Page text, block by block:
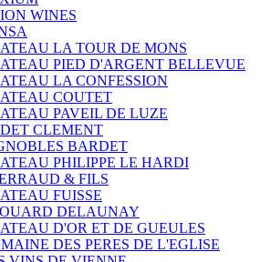
WINES
LA TOUR DE MONS
PIED D'ARGENT BELLEVUE
LA CONFESSION
COUTET
PAVEIL DE LUZE
CLEMENT
BARDET
PHILIPPE LE HARDI
& FILS
FUISSE
DELAUNAY
D'OR ET DE GUEULES
DES PERES DE L'EGLISE